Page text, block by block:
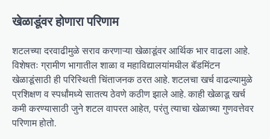
खेळाडूंवर होणारा परिणाम
शटलच्या दरवाढीमुळे सराव करणाऱ्या खेळाडूंवर आर्थिक भार वाढला आहे.
विशेषतः ग्रामीण भागातील शाळा व महाविद्यालयांमधील बॅडमिंटन
खेळाडूंसाठी ही परिस्थिती चिंताजनक ठरत आहे. शटलचा खर्च वाढल्यामुळे
प्रशिक्षण व स्पर्धांमध्ये सातत्य ठेवणे कठीण झाले आहे. काही खेळाडू खर्च
कमी करण्यासाठी जुने शटल वापरत आहेत, परंतु त्याचा खेळाच्या गुणवत्तेवर
परिणाम होतो.